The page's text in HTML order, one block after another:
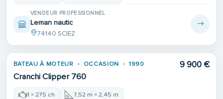
VENDEUR PROFESSIONNEL
Leman nautic
74140 SCIEZ
VENDU
BATEAU À MOTEUR OCCASION 1990
Cranchi Clipper 760
9 900 €
1 × 275 ch 7,52 m × 2,45 m